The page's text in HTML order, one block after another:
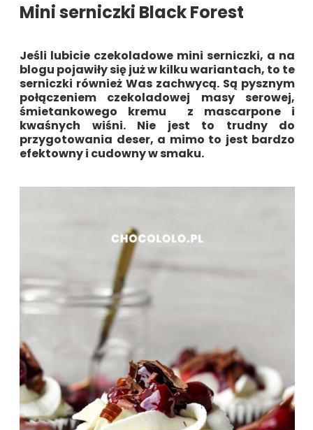
Mini serniczki Black Forest
Jeśli lubicie czekoladowe mini serniczki, a na
blogu pojawiły się już w kilku wariantach, to te
serniczki również Was zachwycą. Są pysznym
połączeniem czekoladowej masy serowej,
śmietankowego kremu z mascarpone i
kwaśnych wiśni. Nie jest to trudny do
przygotowania deser, a mimo to jest bardzo
efektowny i cudowny w smaku.